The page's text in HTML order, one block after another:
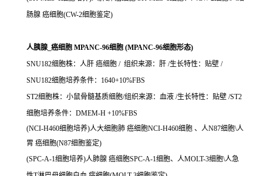
肠腺 癌细胞(CW-2细胞鉴定)
人胰腺_癌细胞 MPANC-96细胞 (MPANC-96细胞形态)
SNU182细胞株：人肝 癌细胞 / 组织来源：肝 /生长特性：贴壁 /
SNU182细胞培养条件：1640+10%FBS
ST2细胞株：小鼠骨髓基质细胞/组织来源：血液 /生长特性：贴壁 /ST2
细胞培养条件：DMEM-H +10%FBS
(NCI-H460细胞培养)人大细胞肺 癌细胞NCI-H460细胞 、人N87细胞\人
胃 癌细胞(N87细胞鉴定)
(SPC-A-1细胞培养)人肺腺 癌细胞SPC-A-1细胞、人MOLT-3细胞\人急